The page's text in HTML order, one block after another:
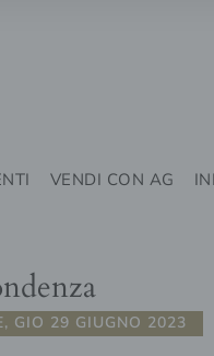
VENDI CON AG
GIO 29 GIUGNO 2023